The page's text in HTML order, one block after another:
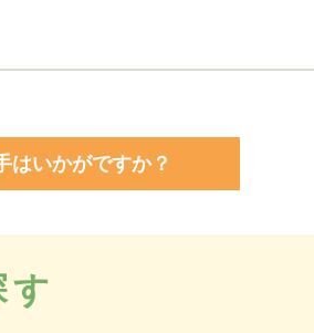
はいかがですか？
す